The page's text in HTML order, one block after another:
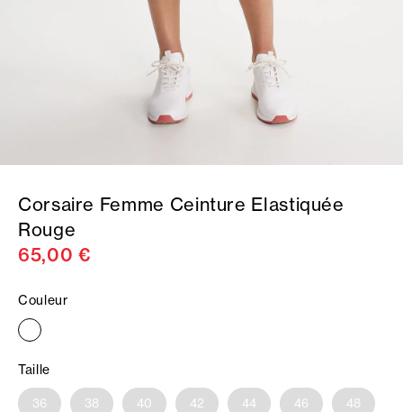
Corsaire Femme Ceinture Elastiquée
Rouge
65,00 €
Couleur
Taille
36 38 40 42 44 46 48